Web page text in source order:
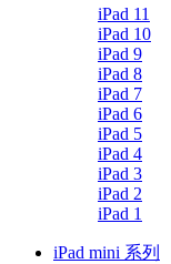
iPad 11
iPad 10
iPad 9
iPad 8
iPad 7
iPad 6
iPad 5
iPad 4
iPad 3
iPad 2
iPad 1
iPad mini 系列